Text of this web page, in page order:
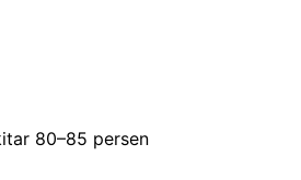
80–85 persen